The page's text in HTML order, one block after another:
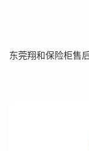
东莞翔和保险柜售